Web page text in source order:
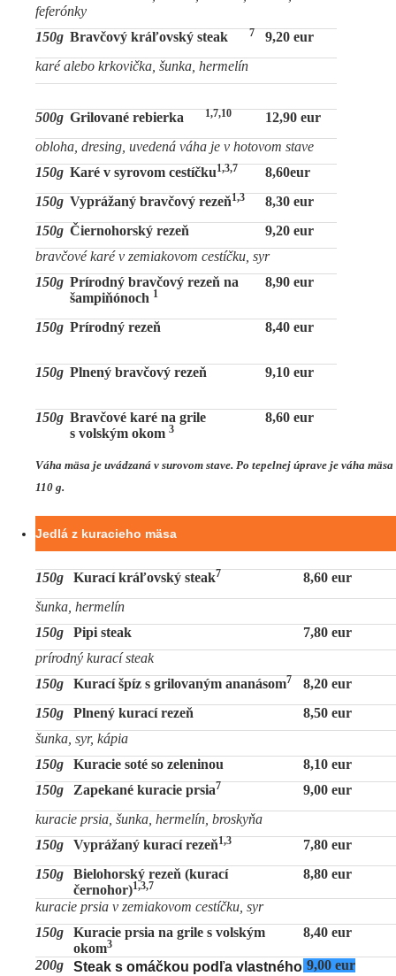
feferónky
150g Bravčový kráľovský steak 7
9,20 eur
karé alebo krkovička, šunka, hermelín
500g Grilované rebierka 1,7,10
12,90 eur
obloha, dresing, uvedená váha je v hotovom stave
150g Karé v syrovom cestíčku1,3,7
8,60eur
150g Vyprážaný bravčový rezeň1,3
8,30 eur
150g Čiernohorský rezeň
9,20 eur
bravčové karé v zemiakovom cestíčku, syr
150g Prírodný bravčový rezeň na
šampiňónoch 1
8,90 eur
150g Prírodný rezeň 8,40 eur
150g Plnený bravčový rezeň 9,10 eur
150g Bravčové karé na grile
s volským okom 3
8,60 eur
Váha mäsa je uvádzaná v surovom stave. Po tepelnej úprave je váha mäsa
110 g.
Jedlá z kuracieho mäsa
150g Kurací kráľovský steak7
8,60 eur
šunka, hermelín
150g
Pipi steak
7,80 eur
prírodný kurací steak
150g
Kurací špíz s grilovaným ananásom7
8,20 eur
150g
Plnený kurací rezeň
8,50 eur
šunka, syr, kápia
150g
Kuracie soté so zeleninou
8,10 eur
150g
Zapekané kuracie prsia7
9,00 eur
kuracie prsia, šunka, hermelín, broskyňa
150g
Vyprážaný kurací rezeň1,3
7,80 eur
150g
Bielohorský rezeň (kurací
černohor)1,3,7
8,80 eur
kuracie prsia v zemiakovom cestíčku, syr
150g
Kuracie prsia na grile s volským
okom3
8,40 eur
200g
Steak s omáčkou podľa vlastného 9,00 eur